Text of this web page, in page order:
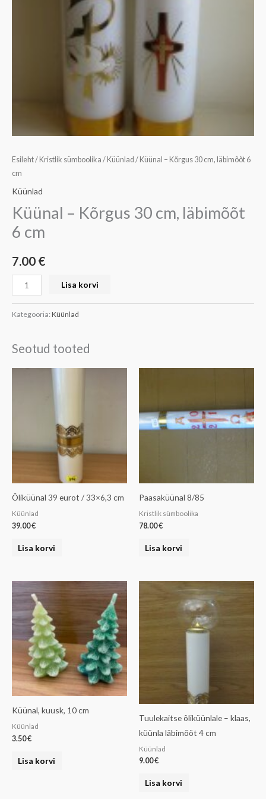
Esileht/ Kristlik sümboolika / Küünlad / Küünal – Kõrgus 30 cm, läbimõõt 6
cm
Küünlad
Küünal – Kõrgus 30 cm, läbimõõt
6 cm
7.00 €
Lisa korvi
Kategooria: Küünlad
Seotud tooted
Õliküünal 39 eurot / 33×6,3 cm
Küünlad
39.00€
Lisa korvi
Paasaküünal 8/85
Kristlik sümboolika
78.00€
Lisa korvi
Küünal, kuusk, 10 cm
Küünlad
3.50€
Lisa korvi
Tuulekaitse õliküünlale – klaas,
küünla läbimõõt 4 cm
Küünlad
9.00€
Lisa korvi